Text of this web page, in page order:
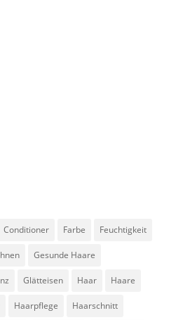
Conditioner Farbe Feuchtigkeit
Gesunde Haare
Glätteisen Haar Haare
Haarpflege Haarschnitt